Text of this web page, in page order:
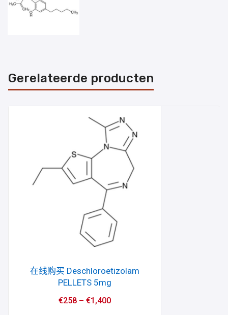
Gerelateerde producten
在线购买 Deschloroetizolam
PELLETS 5mg
€258– €1,400